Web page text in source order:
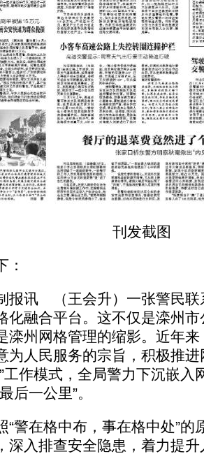
刊发截图
讯 （王会升）一张警民联
化融合平台。这不仅是滦州
滦州网格管理的缩影。近年
为人民服务的宗旨，积极推
工作模式，全局警力下沉嵌入
后一公里”。
在格中布，事在格中处”的
深入排查安全隐患，着力提